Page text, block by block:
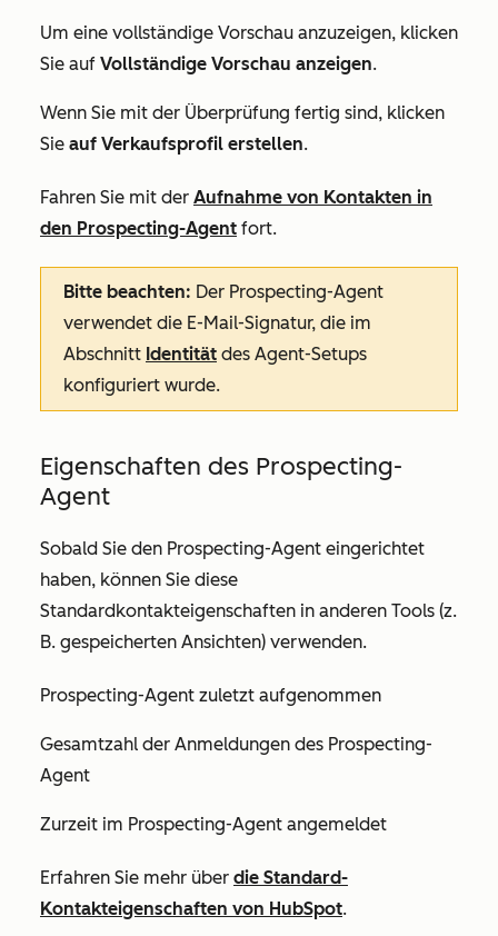
Um eine vollständige Vorschau anzuzeigen, klicken
Sie auf Vollständige Vorschau anzeigen.
Wenn Sie mit der Überprüfung fertig sind, klicken
Sie auf Verkaufsprofil erstellen.
Fahren Sie mit der Aufnahme von Kontakten in
den Prospecting-Agent fort.
Bitte beachten: Der Prospecting-Agent
verwendet die E-Mail-Signatur, die im
Abschnitt Identität des Agent-Setups
konfiguriert wurde.
Eigenschaften des Prospecting-
Agent
Sobald Sie den Prospecting-Agent eingerichtet
haben, können Sie diese
Standardkontakteigenschaften in anderen Tools (z.
B. gespeicherten Ansichten) verwenden.
Prospecting-Agent zuletzt aufgenommen
Gesamtzahl der Anmeldungen des Prospecting-
Agent
Zurzeit im Prospecting-Agent angemeldet
Erfahren Sie mehr über die Standard-
Kontakteigenschaften von HubSpot.